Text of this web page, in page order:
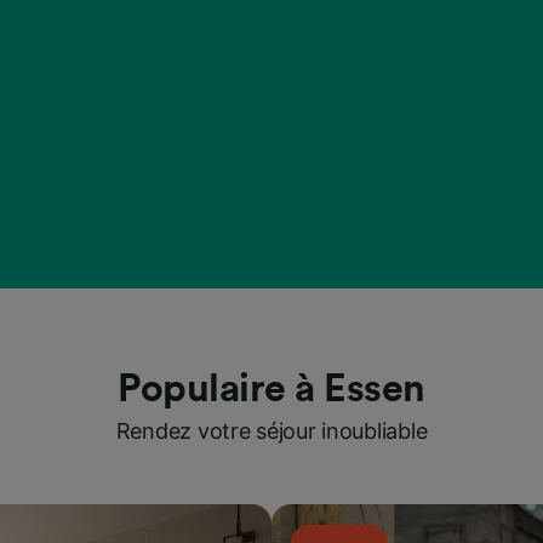
Populaire à Essen
Rendez votre séjour inoubliable